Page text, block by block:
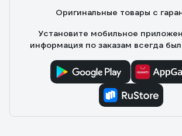
Оригинальные товары с
Установите мобильное
информация по заказам всегда